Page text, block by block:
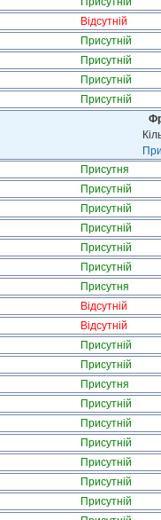
Відсутній
Присутній
Присутній
Присутній
Присутній
Присутня
Присутній
Присутній
Присутній
Присутній
Присутній
Присутня
Відсутній
Відсутній
Присутній
Присутній
Присутня
Присутній
Присутній
Присутній
Присутній
Присутній
Присутній